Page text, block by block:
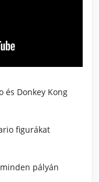
és Donkey Kong
figurákat
pályán